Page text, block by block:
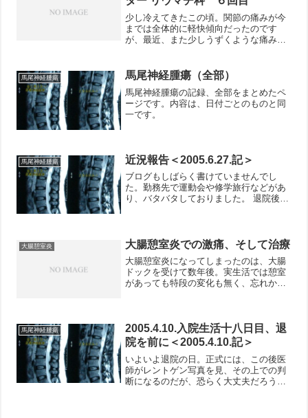
少し冷えてきたこの頃。関節の痛みが今
までは全体的に軽快傾向だったのです
が、最近、また少しうずくような痛みが
の関節がこわばる感じ。昨年の発症時に
近い感じがして、嫌な感じで...
馬尾神経腫瘍 馬尾神経腫瘍（全部）
馬尾神経腫瘍の記録、全部をまとめたペ
ージです。内容は、日付ごとのものと同
一です。
馬尾神経腫瘍 近況報告＜2005.6.27.記＞
ブログもしばらく書けていませんでし
た。勤務先で運動会や修学旅行などがあ
り、バタバタしておりました。 退院後、
あるようです。術後も３ヶ月...
大腸憩室炎 大腸憩室炎での激痛、そして治療
大腸憩室炎になってしまったのは、大腸
ドックを受けて数年後。実生活では憩室
があっても特段の変化も無く、忘れかけ
ていられないのであれ...
馬尾神経腫瘍
2005.4.10.入院生活十八日目、退
院を前に＜2005.4.10.記＞
いよいよ退院の日。正式には、この後医
師がレントゲン写真を見、その上での判
断になるのだが、恐らく大丈夫だろう。